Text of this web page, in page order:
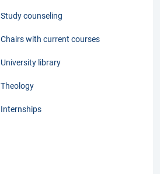
Study counseling
Chairs with current courses
University library
Theology
Internships